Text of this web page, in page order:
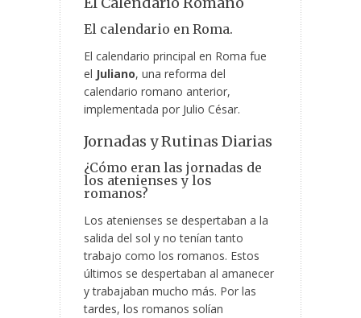
El calendario en Roma.
El calendario principal en Roma fue
el Juliano, una reforma del
calendario romano anterior,
implementada por Julio César.
Jornadas y Rutinas Diarias
¿Cómo eran las jornadas de
los atenienses y los
romanos?
Los atenienses se despertaban a la
salida del sol y no tenían tanto
trabajo como los romanos. Estos
últimos se despertaban al amanecer
y trabajaban mucho más. Por las
tardes, los romanos solían